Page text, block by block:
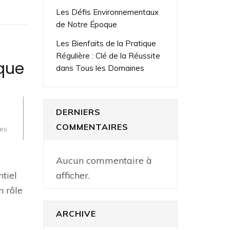
rôle
Les Défis Environnementaux
de Notre Époque
Les Bienfaits de la Pratique
Régulière : Clé de la Réussite
dans Tous les Domaines
DERNIERS
COMMENTAIRES
Aucun commentaire à
afficher.
ARCHIVE